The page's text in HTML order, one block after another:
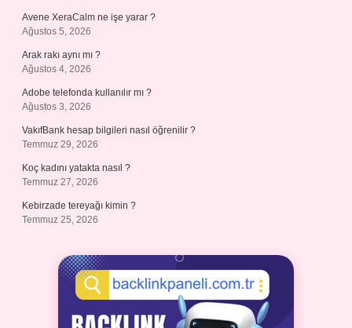
Avene XeraCalm ne işe yarar ?
Ağustos 5, 2026
Arak rakı aynı mı ?
Ağustos 4, 2026
Adobe telefonda kullanılır mı ?
Ağustos 3, 2026
VakıfBank hesap bilgileri nasıl öğrenilir ?
Temmuz 29, 2026
Koç kadını yatakta nasıl ?
Temmuz 27, 2026
Kebirzade tereyağı kimin ?
Temmuz 25, 2026